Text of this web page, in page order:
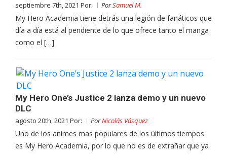
septiembre 7th, 2021 Por: PorSamuel M.
My Hero Academia tiene detrás una legión de fanáticos que
día a día está al pendiente de lo que ofrece tanto el manga
como el […]
My Hero One’s Justice 2 lanza demo y un nuevo
DLC
agosto 20th, 2021 Por: PorNicolás Vásquez
Uno de los animes mas populares de los últimos tiempos
es My Hero Academia, por lo que no es de extrañar que ya